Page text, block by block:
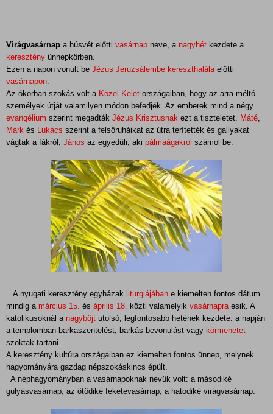
Virágvasárnap a húsvét előtti vasárnap neve, a nagyhét kezdete a
keresztény ünnepkörben.
Ezen a napon vonult be Jézus Jeruzsálembe kereszthalálaelőtti
vasárnapon.
Az ókorban szokás volt a Közel-Kelet országaiban, hogy az arra méltó
személyek útját valamilyen módon befedjék. Az emberek mind a négy
evangélium szerint megadták Jézus Krisztusnak ezt a tiszteletet. Máté,
Márk és Lukács szerint a felsőruháikat az útra terítették és gallyakat
vágtak a fákról, János az egyedüli, aki pálmaágakról számol be.
A nyugati keresztény egyházak liturgiájában e kiemelten fontos dátum
mindig a március 15. és április 18. közti valamelyik vasárnapraesik. A
katolikusoknál a nagyböjt utolsó, legfontosabb hetének kezdete: a napján
a templomban barkaszentelést, barkás bevonulást vagy körmenetet
szoktak tartani.
A keresztény kultúra országaiban ez kiemelten fontos ünnep, melynek
hagyományára gazdag népszokáskincs épült.
A néphagyományban a vasárnapoknak nevük volt: a másodiké
gulyásvasárnap, az ötödiké feketevasárnap, a hatodiké virágvasárnap.